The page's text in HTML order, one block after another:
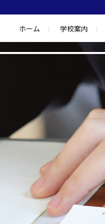
ホーム 学校案内